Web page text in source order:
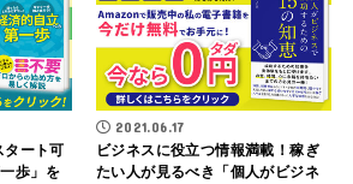
タート可
歩」を
2021.06.17
ビジネスに役立つ情報満載！稼ぎ
たい人が見るべき「個人がビジネ